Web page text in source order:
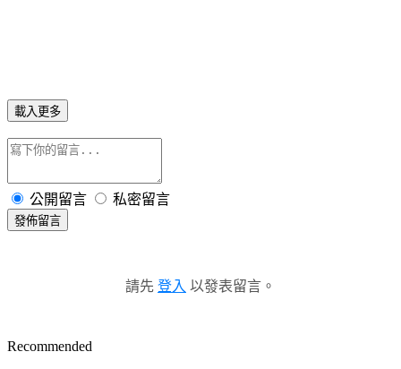
載入更多
公開留言 私密留言
發佈留言
請先 登入 以發表留言。
Recommended